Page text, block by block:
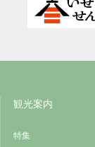
観光案内
特集